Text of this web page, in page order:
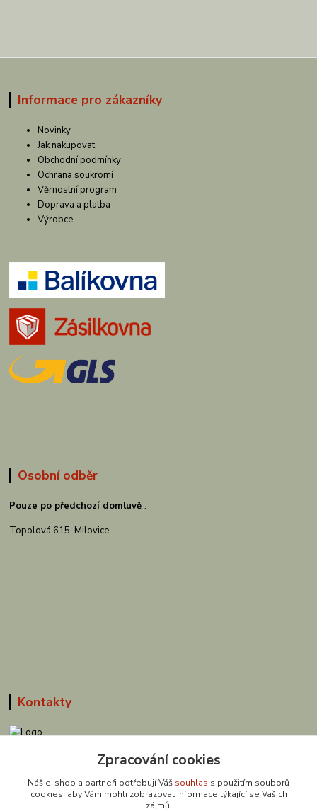
Informace pro zákazníky
Novinky
Jak nakupovat
Obchodní podmínky
Ochrana soukromí
Věrnostní program
Doprava a platba
Výrobce
Osobní odběr
Pouze po předchozí domluvě :
Topolová 615, Milovice
Kontakty
obchod@zuzishop.cz
Zpracování cookies
Náš e-shop a partneři potřebují Váš souhlas s použitím souborů
cookies, aby Vám mohli zobrazovat informace týkající se Vašich
zájmů.